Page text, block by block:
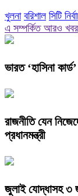
খুলনা বরিশাল সিটি
এ সম্পর্কিত আরও খবর
ভারত ‘হাসিনা
রাজনীতি যেন
প্রধানমন্ত্রী
জুলাই যোদ্ধাসহ ৩